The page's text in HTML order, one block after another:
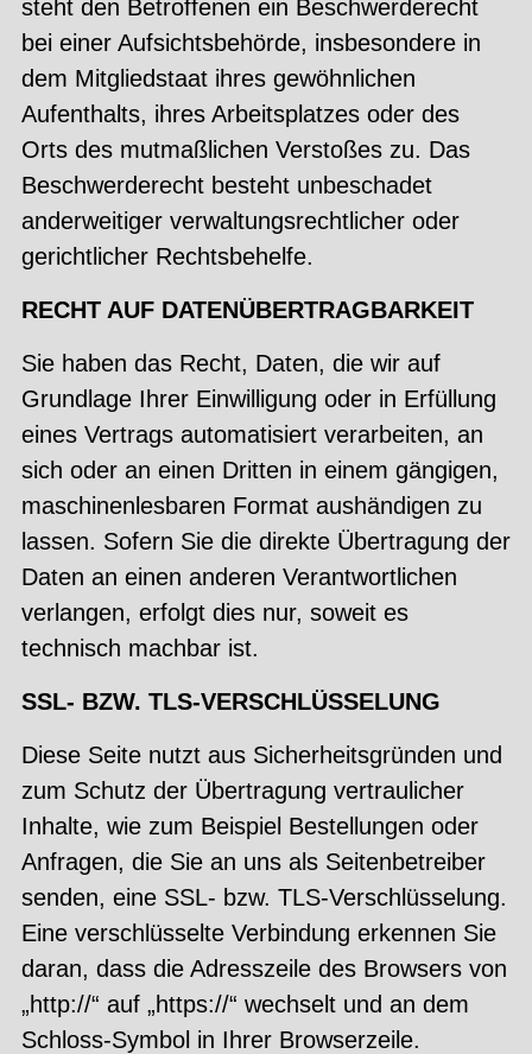
steht den Betroffenen ein Beschwerderecht
bei einer Aufsichtsbehörde, insbesondere in
dem Mitgliedstaat ihres gewöhnlichen
Aufenthalts, ihres Arbeitsplatzes oder des
Orts des mutmaßlichen Verstoßes zu. Das
Beschwerderecht besteht unbeschadet
anderweitiger verwaltungsrechtlicher oder
gerichtlicher Rechtsbehelfe.
RECHT AUF DATENÜBERTRAGBARKEIT
Sie haben das Recht, Daten, die wir auf
Grundlage Ihrer Einwilligung oder in Erfüllung
eines Vertrags automatisiert verarbeiten, an
sich oder an einen Dritten in einem gängigen,
maschinenlesbaren Format aushändigen zu
lassen. Sofern Sie die direkte Übertragung der
Daten an einen anderen Verantwortlichen
verlangen, erfolgt dies nur, soweit es
technisch machbar ist.
SSL- BZW. TLS-VERSCHLÜSSELUNG
Diese Seite nutzt aus Sicherheitsgründen und
zum Schutz der Übertragung vertraulicher
Inhalte, wie zum Beispiel Bestellungen oder
Anfragen, die Sie an uns als Seitenbetreiber
senden, eine SSL- bzw. TLS-Verschlüsselung.
Eine verschlüsselte Verbindung erkennen Sie
daran, dass die Adresszeile des Browsers von
„http://“ auf „https://“ wechselt und an dem
Schloss-Symbol in Ihrer Browserzeile.